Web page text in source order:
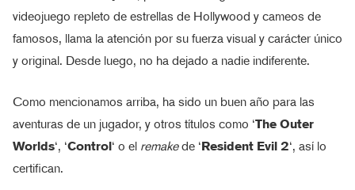
videojuego repleto de estrellas de Hollywood y cameos de
famosos, llama la atención por su fuerza visual y carácter único
y original. Desde luego, no ha dejado a nadie indiferente.
Como mencionamos arriba, ha sido un buen año para las
aventuras de un jugador, y otros títulos como ‘The Outer
Worlds‘, ‘Control‘ o el remakede ‘Resident Evil 2‘, así lo
certifican.